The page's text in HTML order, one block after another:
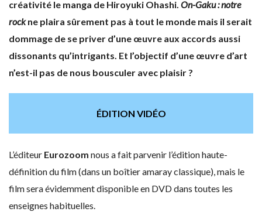
créativité le manga de Hiroyuki Ohashi. On-Gaku : notre
rockne plaira sûrement pas à tout le monde mais il serait
dommage de se priver d’une œuvre aux accords aussi
dissonants qu’intrigants. Et l’objectif d’une œuvre d’art
n’est-il pas de nous bousculer avec plaisir ?
ÉDITION VIDÉO
L’éditeur Eurozoom nous a fait parvenir l’édition haute-
définition du film (dans un boîtier amaray classique), mais le
film sera évidemment disponible en DVD dans toutes les
enseignes habituelles.